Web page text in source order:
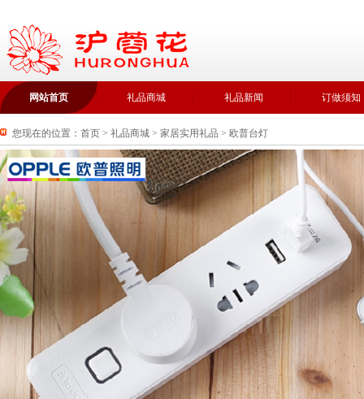
网站首页 礼品商城 礼品新闻 订做须知
您现在的位置： 首页 > 礼品商城 > 家居实用礼品 > 欧普台灯